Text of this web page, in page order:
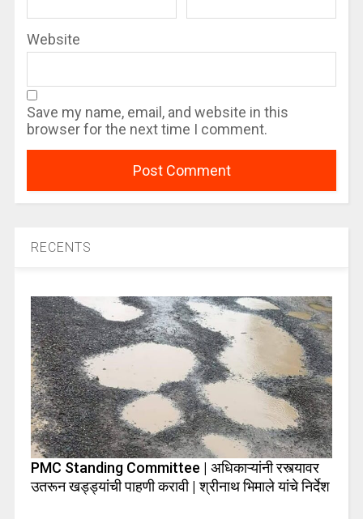
Website
Save my name, email, and website in this
browser for the next time I comment.
RECENTS
PMC Standing Committee | अधिकाऱ्यांनी रस्त्यावर
उतरून खड्ड्यांची पाहणी करावी | श्रीनाथ भिमाले यांचे निर्देश